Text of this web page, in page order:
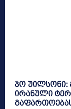
ჯო უილსონი:
ირანული